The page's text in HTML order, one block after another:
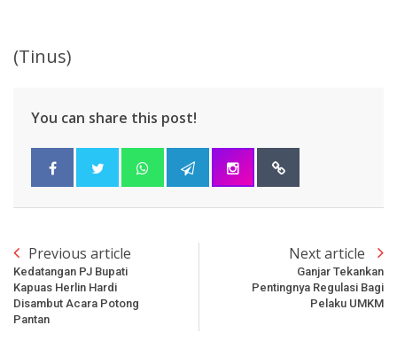
(Tinus)
You can share this post!
Previous article
Kedatangan PJ Bupati
Kapuas Herlin Hardi
Disambut Acara Potong
Pantan
Next article
Ganjar Tekankan
Pentingnya Regulasi Bagi
Pelaku UMKM